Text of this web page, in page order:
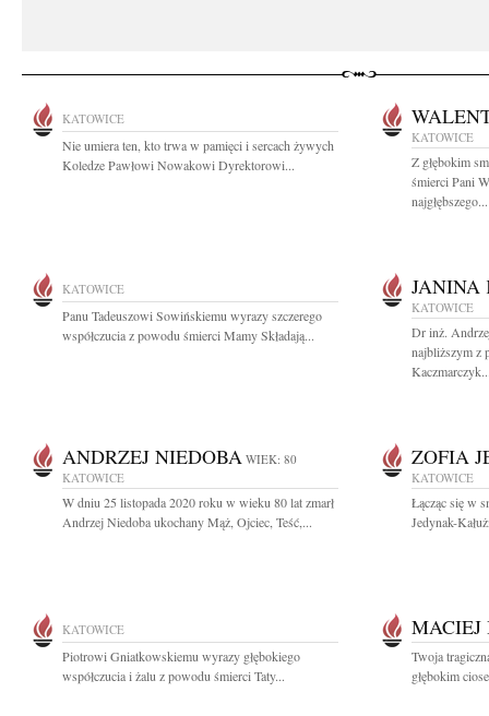
KATOWICE
Nie umiera ten, kto trwa w pamięci i sercach żywych
Koledze Pawłowi Nowakowi Dyrektorowi...
KATOWICE
Z głębokim
śmierci Pani
najgłębszego...
KATOWICE
Panu Tadeuszowi Sowińskiemu wyrazy szczerego
współczucia z powodu śmierci Mamy Składają...
JANINA
KATOWICE
Dr inż.
najbliższym z
ANDRZEJ NIEDOBA WIEK: 80
KATOWICE
W dniu 25 listopada 2020 roku w wieku 80 lat zmarł
Andrzej Niedoba ukochany Mąż, Ojciec, Teść,...
ZOFIA
KATOWICE
Łącząc się w
Jedynak-
KATOWICE
Piotrowi Gniatkowskiemu wyrazy głębokiego
współczucia i żalu z powodu śmierci Taty...
MACIEJ
Twoja
głębokim